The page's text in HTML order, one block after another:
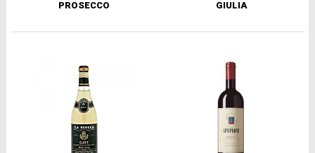
PROSECCO GIULIA